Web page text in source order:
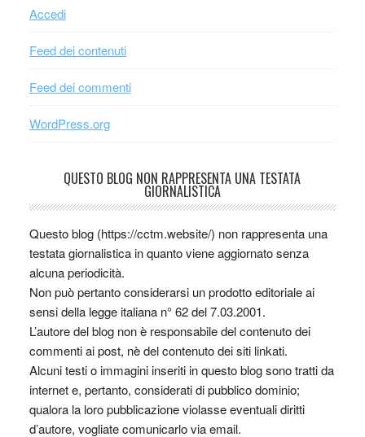
Accedi
Feed dei contenuti
Feed dei commenti
WordPress.org
QUESTO BLOG NON RAPPRESENTA UNA TESTATA
GIORNALISTICA
Questo blog (https://cctm.website/) non rappresenta una
testata giornalistica in quanto viene aggiornato senza
alcuna periodicità.
Non può pertanto considerarsi un prodotto editoriale ai
sensi della legge italiana n° 62 del 7.03.2001.
L’autore del blog non è responsabile del contenuto dei
commenti ai post, nè del contenuto dei siti linkati.
Alcuni testi o immagini inseriti in questo blog sono tratti da
internet e, pertanto, considerati di pubblico dominio;
qualora la loro pubblicazione violasse eventuali diritti
d’autore, vogliate comunicarlo via email.